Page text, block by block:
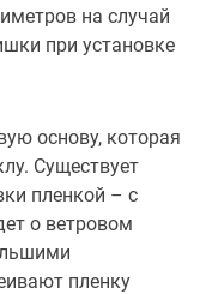
на случай
при установке
основу, которая
Существует
пленкой – с
о ветровом
пленку